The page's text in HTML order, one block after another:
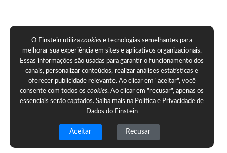
O Einstein utilizacookies e tecnologias semelhantes para
melhorar sua experiência em sites e aplicativos organizacionais.
Essas informações são usadas para garantir o funcionamento dos
canais, personalizar conteúdos, realizar análises estatísticas e
oferecer publicidade relevante. Ao clicar em "aceitar", você
consente com todos oscookies. Ao clicar em "recusar", apenas os
essenciais serão captados. Saiba mais na Política e Privacidade de
Dados do Einstein
Aceitar Recusar